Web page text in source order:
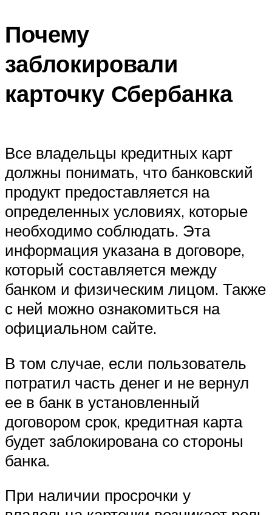
Почему
заблокировали
карточку Сбербанка
Все владельцы кредитных карт
должны понимать, что банковский
продукт предоставляется на
определенных условиях, которые
необходимо соблюдать. Эта
информация указана в договоре,
который составляется между
банком и физическим лицом. Также
с ней можно ознакомиться на
официальном сайте.
В том случае, если пользователь
потратил часть денег и не вернул
ее в банк в установленный
договором срок, кредитная карта
будет заблокирована со стороны
банка.
При наличии просрочки у